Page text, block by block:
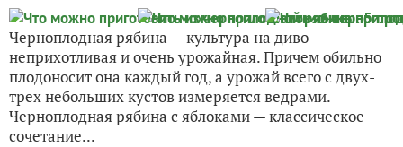
Черноплодная рябина — культура на диво
неприхотливая и очень урожайная. Причем обильно
плодоносит она каждый год, а урожай всего с двух-
трех небольших кустов измеряется ведрами.
Черноплодная рябина с яблоками — классическое
сочетание...